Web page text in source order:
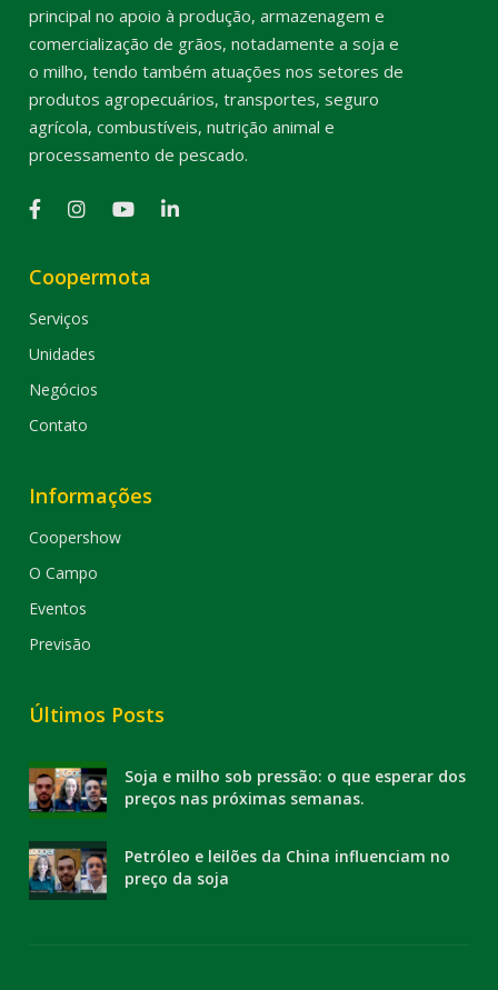
principal no apoio à produção, armazenagem e
comercialização de grãos, notadamente a soja e
o milho, tendo também atuações nos setores de
produtos agropecuários, transportes, seguro
agrícola, combustíveis, nutrição animal e
processamento de pescado.
Coopermota
Serviços
Unidades
Negócios
Contato
Informações
Coopershow
O Campo
Eventos
Previsão
Últimos Posts
Soja e milho sob pressão: o que esperar dos
preços nas próximas semanas.
Petróleo e leilões da China influenciam no
preço da soja